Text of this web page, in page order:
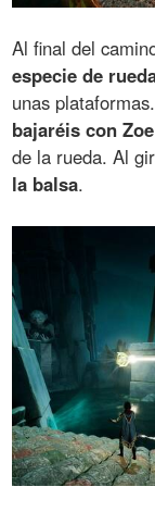
Al final del
especie de
unas
bajaréis con Zoe
de la rueda. Al
la balsa.